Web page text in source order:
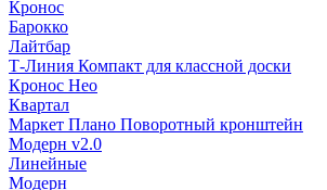
Кронос
Барокко
Лайтбар
Т-Линия Компакт для классной доски
Кронос Нео
Квартал
Маркет Плано Поворотный кронштейн
Модерн v2.0
Линейные
Модерн